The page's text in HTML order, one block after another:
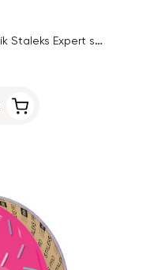
Brúsny papier PapmAm na pilník Staleks Expert so zrnitosťou 180, 7 m